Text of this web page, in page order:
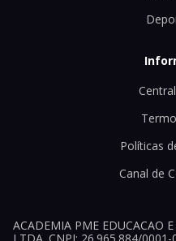
Políticas
Canal de
ACADEMIA PME EDUCACAO